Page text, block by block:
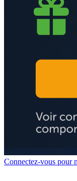
Connectez-vous pour